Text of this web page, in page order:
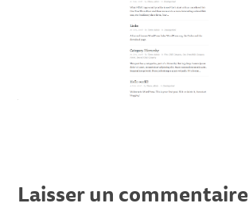
Laisser un commentaire